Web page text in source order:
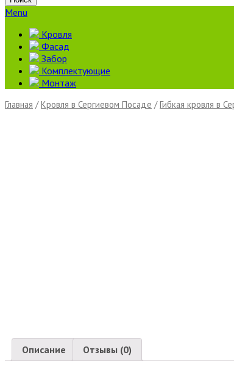
Menu
Кровля
Фасад
Забор
Комплектующие
Монтаж
Главная /Кровля в Сергиевом Посаде /Гибкая кровля в
Описание Отзывы (0)